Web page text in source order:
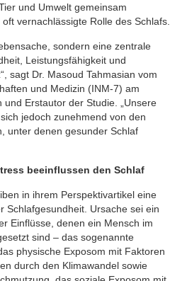
und Umwelt gemeinsam
vernachlässigte Rolle des Schlafs.
sondern eine zentrale
Leistungsfähigkeit und
sagt Dr. Masoud Tahmasian vom
und Medizin (INM-7) am
Erstautor der Studie. „Unsere
jedoch zunehmend von den
unter denen gesunder Schlaf
beeinflussen den Schlaf
in ihrem Perspektivartikel eine
Schlafgesundheit. Ursache sei ein
Einflüsse, denen ein Mensch im
sind – das sogenannte
physische Exposom mit Faktoren
durch den Klimawandel sowie